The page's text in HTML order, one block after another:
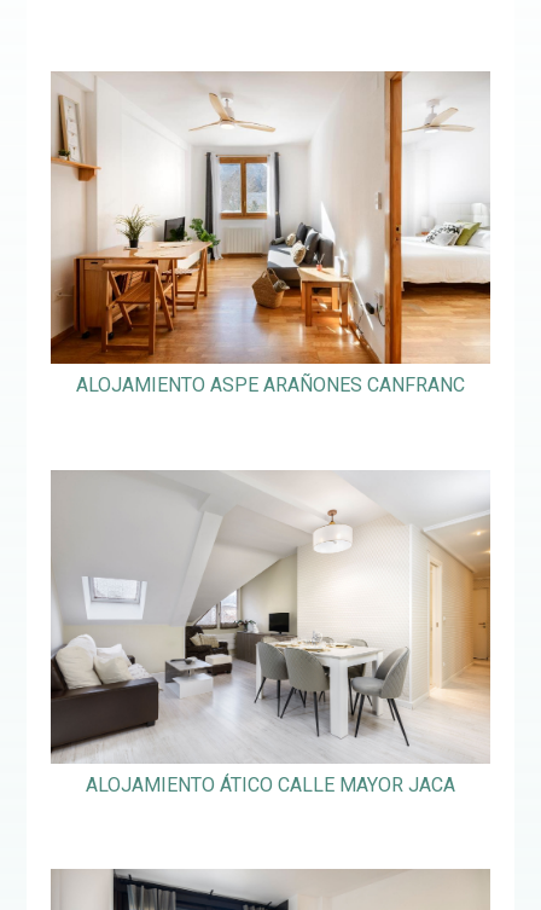
ALOJAMIENTO ASPE ARAÑONES CANFRANC
ALOJAMIENTO ÁTICO CALLE MAYOR JACA